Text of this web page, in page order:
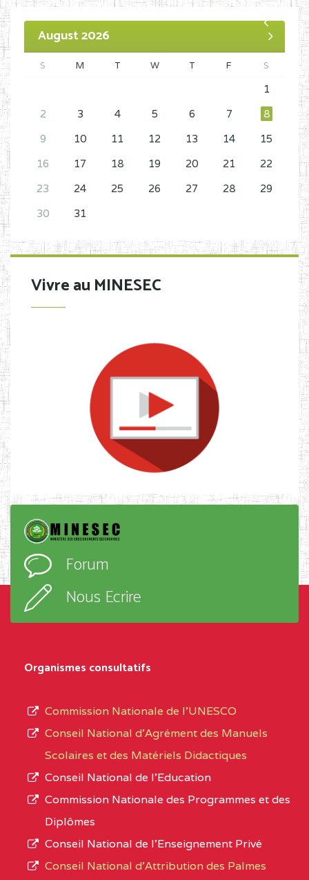
August 2026
S M T W T F S
1
2
3 4 5 6 7
8
9
10 11 12 13 14
15
16
17 18 19 20 21
22
23
24 25 26 27 28
29
30
31
Vivre au MINESEC
Forum
Nous Ecrire
Organismes consultatifs
Commission Nationale de l’UNESCO
Conseil National d’Agrément des Manuels
Scolaires et des Matériels Didactiques
Conseil National de l’Education
Commission Nationale des Programmes et des
Diplômes
Conseil National de l’Enseignement Privé
Conseil National d'Attribution des Palmes